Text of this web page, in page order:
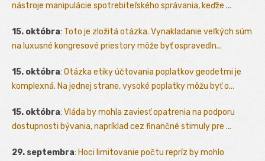
nástroje manipulácie spotrebiteľského správania, keďže ...
15. októbra: Toto je zložitá otázka. Vynakladanie veľkých súm
na luxusné kongresové priestory môže byť ospravedln...
15. októbra: Otázka etiky účtovania poplatkov geodetmi je
komplexná. Na jednej strane, vysoké poplatky môžu byť o...
15. októbra: Vláda by mohla zaviesť opatrenia na podporu
dostupnosti bývania, napríklad cez finančné stimuly pre ...
29. septembra: Hoci limitovanie počtu repríz by mohlo